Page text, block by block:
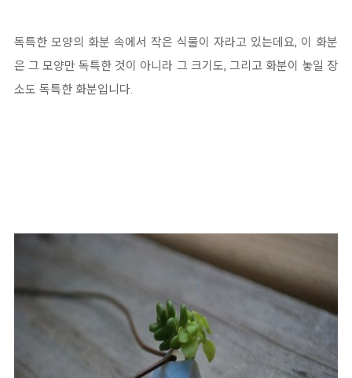
독특한 모양의 화분 속에서 작은 식물이 자라고 있는데요, 이 화분
은 그 모양만 독특한 것이 아니라 그 크기도, 그리고 화분이 놓일 장
소도 독특한 화분입니다.